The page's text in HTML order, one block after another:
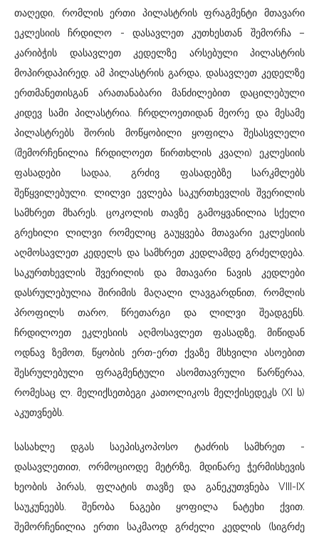
თაღედი, რომლის ერთი პილასტრის ფრაგმენტი მთავარი
ეკლესიის ჩრდილო - დასავლეთ კუთხესთან შემორჩა –
კარიბჭის დასავლეთ კედელზე არსებული პილასტრის
მოპირდაპირედ. ამ პილასტრის გარდა, დასავლეთ კედელზე
ერთმანეთისგან არათანაბარი მანძილებით დაცილებული
კიდევ სამი პილასტრია. ჩრდლოეთიდან მეორე და მესამე
პილასტრებს შორის მოწყობილი ყოფილა შესასვლელი
(შემორჩენილია ჩრდილოეთ წირთხლის კვალი) ეკლესიის
ფასადები სადაა, გრძივ ფასადებზე სარკმლებს
შეწყვილებული. ლილვი ევლება საკურთხევლის შვერილის
სამხრეთ მხარეს. ცოკოლის თავზე გამოყვანილია სქელი
გრეხილი ლილვი რომელიც გაუყვება მთავარი ეკლესიის
აღმოსავლეთ კედელს და სამხრეთ კედლამდე გრძელდება.
საკურთხევლის შვერილის და მთავარი ნავის კედლები
დასრულებულია შირიმის მაღალი ლავგარდნით, რომლის
პროფილს თარო, წრეთარგი და ლილვი შეადგენს.
ჩრდილოეთ ეკლესიის აღმოსავლეთ ფასადზე, მიწიდან
ოდნავ ზემოთ, წყობის ერთ-ერთ ქვაზე მსხვილი ასოებით
შესრულებული ფრაგმენტული ასომთავრული წარწერაა,
რომესაც ლ. მელიქსეთბეგი კათოლიკოს მელქისედეკს (XI ს)
აკუთვნებს.
სასახლე დგას საეპისკოპოსო ტაძრის სამხრეთ -
დასავლეთით, ორმოციოდე მეტრზე, მდინარე ჭერმისხევის
ხეობის პირას, ფლატის თავზე და განეკუთვნება VIII-IX
საუკუნეებს. შენობა ნაგები ყოფილა ნატეხი ქვით.
შემორჩენილია ერთი საკმაოდ გრძელი კედლის (სიგრძე